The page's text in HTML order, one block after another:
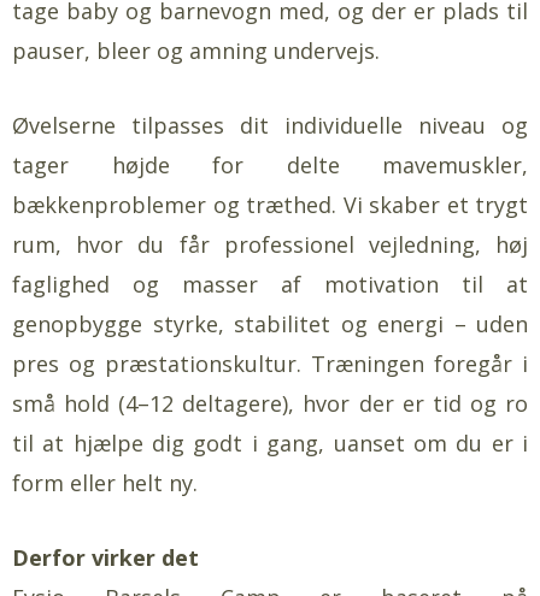
tage baby og barnevogn med, og der er plads til
pauser, bleer og amning undervejs.
Øvelserne tilpasses dit individuelle niveau og
tager højde for delte mavemuskler,
bækkenproblemer og træthed. Vi skaber et trygt
rum, hvor du får professionel vejledning, høj
faglighed og masser af motivation til at
genopbygge styrke, stabilitet og energi – uden
pres og præstationskultur. Træningen foregår i
små hold (4–12 deltagere), hvor der er tid og ro
til at hjælpe dig godt i gang, uanset om du er i
form eller helt ny.
Derfor virker det